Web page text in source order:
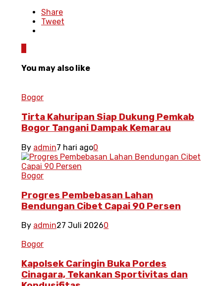
Share
Tweet
You may also like
Bogor
Tirta Kahuripan Siap Dukung Pemkab
Bogor Tangani Dampak Kemarau
By admin7 hari ago0
Bogor
Progres Pembebasan Lahan
Bendungan Cibet Capai 90 Persen
By admin27 Juli 20260
Bogor
Kapolsek Caringin Buka Pordes
Cinagara, Tekankan Sportivitas dan